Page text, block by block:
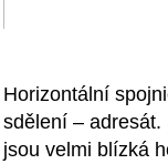
Horizontální
sdělení –
jsou velmi blízká